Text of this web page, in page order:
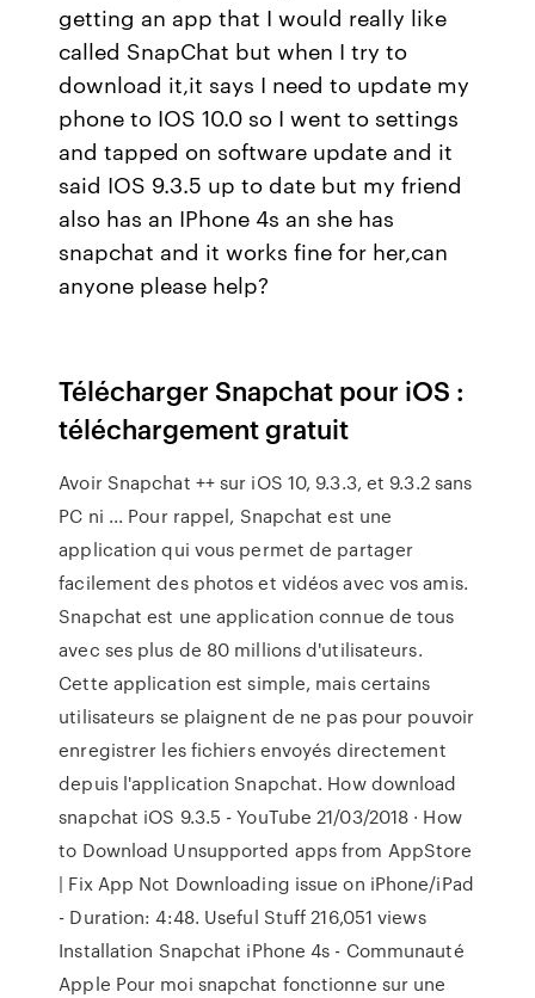
getting an app that I would really like
called SnapChat but when I try to
download it,it says I need to update my
phone to IOS 10.0 so I went to settings
and tapped on software update and it
said IOS 9.3.5 up to date but my friend
also has an IPhone 4s an she has
snapchat and it works fine for her,can
anyone please help?
Télécharger Snapchat pour iOS :
téléchargement gratuit
Avoir Snapchat ++ sur iOS 10, 9.3.3, et 9.3.2 sans
PC ni ... Pour rappel, Snapchat est une
application qui vous permet de partager
facilement des photos et vidéos avec vos amis.
Snapchat est une application connue de tous
avec ses plus de 80 millions d'utilisateurs.
Cette application est simple, mais certains
utilisateurs se plaignent de ne pas pour pouvoir
enregistrer les fichiers envoyés directement
depuis l'application Snapchat. How download
snapchat iOS 9.3.5 - YouTube 21/03/2018 · How
to Download Unsupported apps from AppStore
| Fix App Not Downloading issue on iPhone/iPad
- Duration: 4:48. Useful Stuff 216,051 views
Installation Snapchat iPhone 4s - Communauté
Apple Pour moi snapchat fonctionne sur une